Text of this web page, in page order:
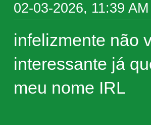
02-03-2026, 11:39 AM
infelizmente não
interessante já
meu nome IRL